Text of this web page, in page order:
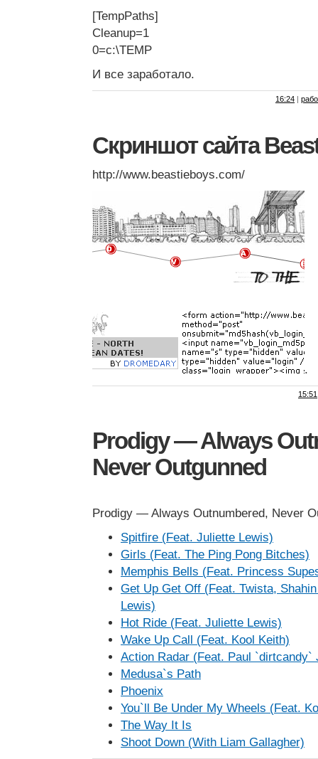
[TempPaths]
Cleanup=1
0=c:\TEMP
И все заработало.
16:24 |
Скриншот сайта
http://www.beastieboys.com/
.
15:51
Prodigy — Always
Never Outgunned
Prodigy — Always Outnumbered, Never
Spitfire (Feat. Juliette Lewis)
Girls (Feat. The Ping Pong Bitches)
Memphis Bells (Feat. Princess
Get Up Get Off (Feat. Twista,
Lewis)
Hot Ride (Feat. Juliette Lewis)
Wake Up Call (Feat. Kool Keith)
Action Radar (Feat. Paul `dirtcandy`
Medusa`s Path
Phoenix
You`ll Be Under My Wheels (Feat.
The Way It Is
Shoot Down (With Liam Gallagher)